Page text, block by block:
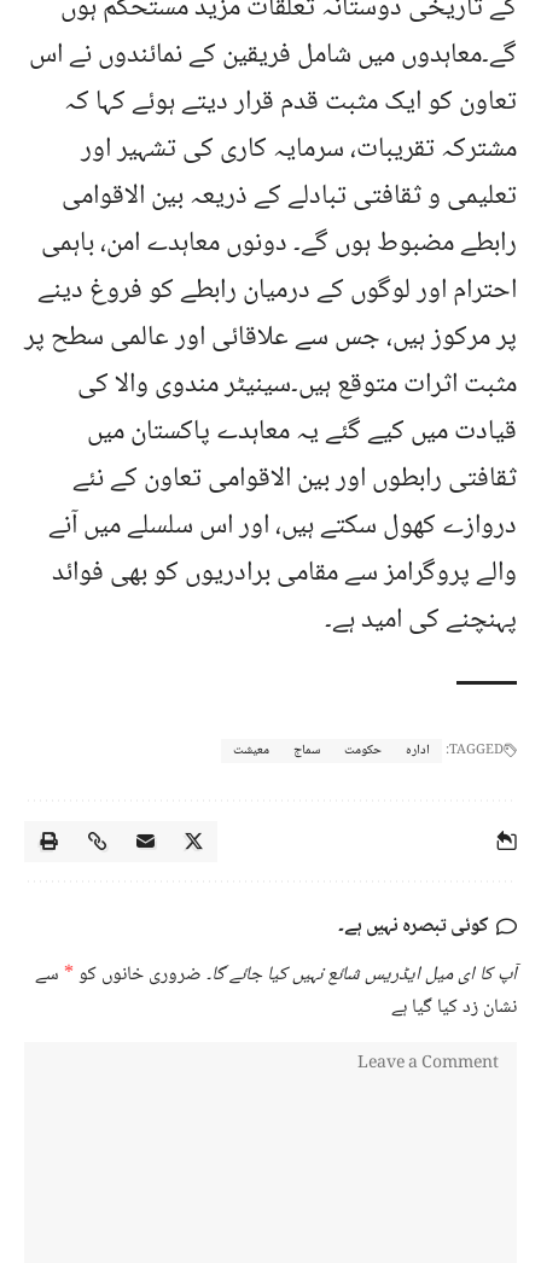
گے۔معاہدوں میں شامل فریقین کے نمائندوں نے اس
تعاون کو ایک مثبت قدم قرار دیتے ہوئے کہا کہ
مشترکہ تقریبات، سرمایہ کاری کی تشہیر اور
تعلیمی و ثقافتی تبادلے کے ذریعہ بین الاقوامی
رابطے مضبوط ہوں گے۔ دونوں معاہدے امن، باہمی
احترام اور لوگوں کے درمیان رابطے کو فروغ دینے
پر مرکوز ہیں، جس سے علاقائی اور عالمی سطح پر
مثبت اثرات متوقع ہیں۔سینیٹر مندوی والا کی
قیادت میں کیے گئے یہ معاہدے پاکستان میں
ثقافتی رابطوں اور بین الاقوامی تعاون کے نئے
دروازے کھول سکتے ہیں، اور اس سلسلے میں آنے
والے پروگرامز سے مقامی برادریوں کو بھی فوائد
پہنچنے کی امید ہے۔
TAGGED: ادارہ حکومت سماج معیشت
کوئی تبصرہ نہیں ہے۔
آپ کا ای میل ایڈریس شائع نہیں کیا جائے گا۔ضروری خانوں کو* سے
نشان زد کیا گیا ہے